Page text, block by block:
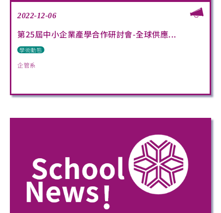
2022-12-06
第25屆中小企業產學合作研討會-全球供應...
學術動態
企管系